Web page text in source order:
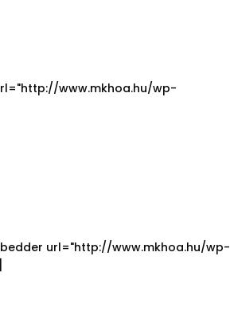
www.mkhoa.hu/wp-
url="http://www.mkhoa.hu/wp-